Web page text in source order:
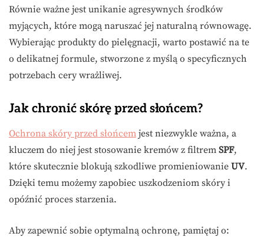
Równie ważne jest unikanie agresywnych środków
myjących, które mogą naruszać jej naturalną równowagę.
Wybierając produkty do pielęgnacji, warto postawić na te
o delikatnej formule, stworzone z myślą o specyficznych
potrzebach cery wrażliwej.
Jak chronić skórę przed słońcem?
Ochrona skóry przed słońcem jest niezwykle ważna, a
kluczem do niej jest stosowanie kremów z filtrem SPF,
które skutecznie blokują szkodliwe promieniowanie UV.
Dzięki temu możemy zapobiec uszkodzeniom skóry i
opóźnić proces starzenia.
Aby zapewnić sobie optymalną ochronę, pamiętaj o: